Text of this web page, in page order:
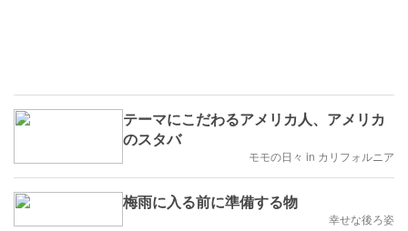
テーマにこだわるアメリカ人、アメリカ
のスタバ
モモの日々 in カリフォルニア
梅雨に入る前に準備する物
幸せな後ろ姿